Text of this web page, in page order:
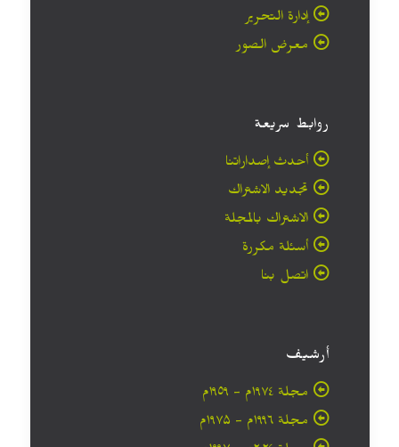
إدارة التحرير
معرض الصور
روابط سريعة
أحدث إصداراتنا
تجديد الاشتراك
الاشتراك بالمجلة
أسئلة مكررة
اتصل بنا
أرشيف
مجلة ۱۹۷٤م - ١٩٥٩م
مجلة ۱۹۹٦م - ۱۹۷۵م